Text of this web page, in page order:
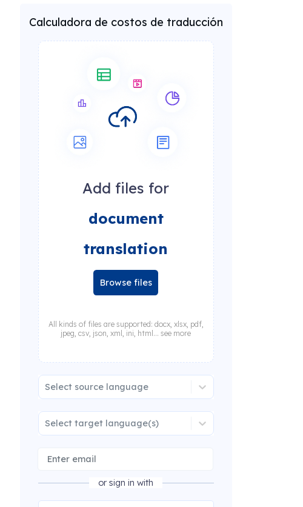
Calculadora de costos de traducción
Add files for
document
translation
Browse files
All kinds of files are supported: docx, xlsx, pdf,
jpeg, csv, json, xml, ini, html... see more
Select source language
Select target language(s)
or sign in with